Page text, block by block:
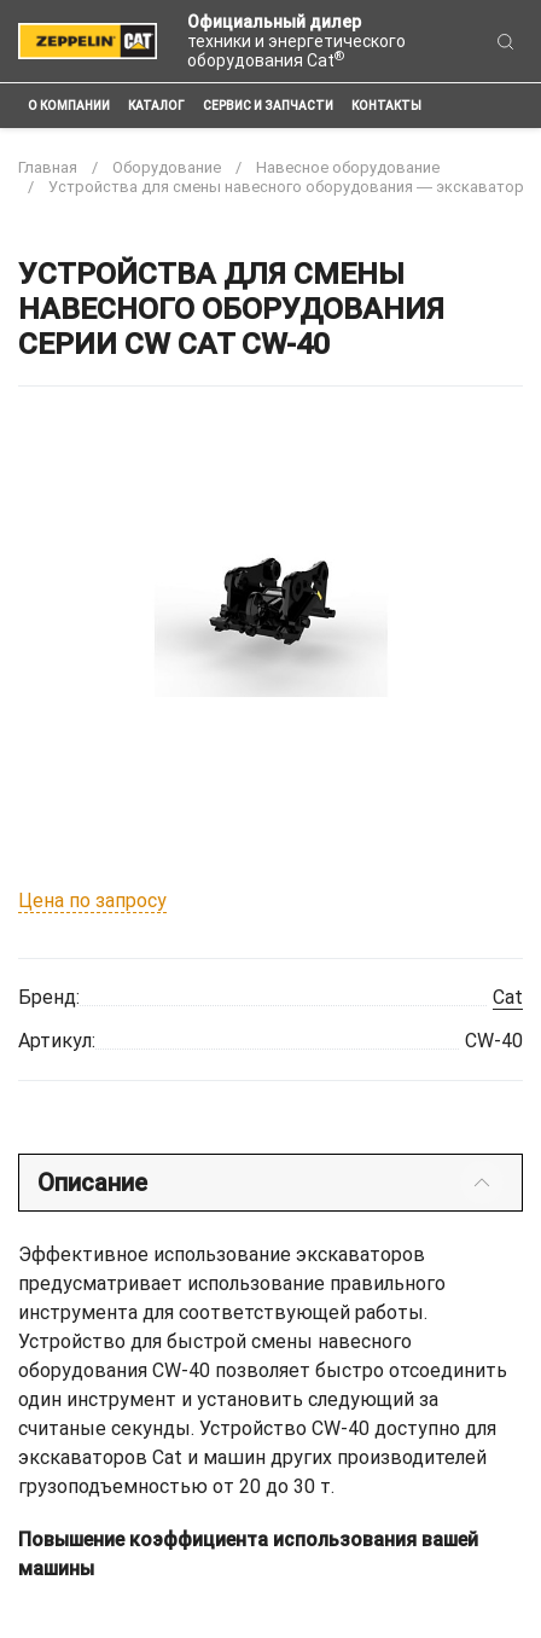
Официальный дилер
техники и энергетического
оборудования Cat®
О КОМПАНИИ КАТАЛОГ СЕРВИС И ЗАПЧАСТИ КОНТАКТЫ
Главная Оборудование
Навесное оборудование
Устройства для смены навесного оборудования ― экскаватор
УСТРОЙСТВА ДЛЯ СМЕНЫ
НАВЕСНОГО ОБОРУДОВАНИЯ
СЕРИИ CW CAT CW-40
Цена по запросу
Бренд:
Cat
Артикул:
CW-40
Описание
Эффективное использование экскаваторов
предусматривает использование правильного
инструмента для соответствующей работы.
Устройство для быстрой смены навесного
оборудования CW-40 позволяет быстро отсоединить
один инструмент и установить следующий за
считаные секунды. Устройство CW-40 доступно для
экскаваторов Cat и машин других производителей
грузоподъемностью от 20 до 30 т.
Повышение коэффициента использования вашей
машины